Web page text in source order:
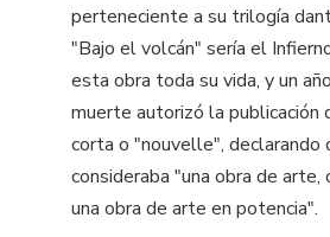
perteneciente a su trilogía
"Bajo el volcán" sería el
esta obra toda su vida, y un
muerte autorizó la publicación
corta o "nouvelle", declarando
consideraba "una obra de arte,
una obra de arte en potencia".